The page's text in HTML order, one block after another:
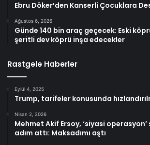
Ebru Döker’den Kanserli Çocuklara
Ağustos 6, 2026
Günde 140 bin araç geçecek: Eski
şeritli dev köprü inşa edecekler
Rastgele Haberler
Eylül 4, 2025
Trump, tarifeler konusunda
Nisan 2, 2026
Mehmet Akif Ersoy, ‘siyasi
adım attı: Maksadımı aştı